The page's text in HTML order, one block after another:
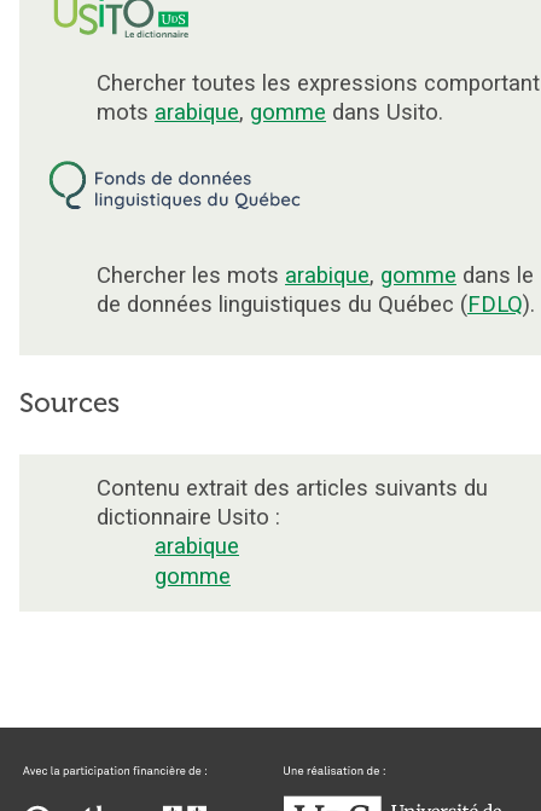
Chercher toutes les expressions
mots arabique, gomme dans Usito.
Chercher les mots arabique, gomme dans le
de données linguistiques du Québec (FDLQ).
Sources
Contenu extrait des articles suivants du
dictionnaire Usito :
arabique
gomme